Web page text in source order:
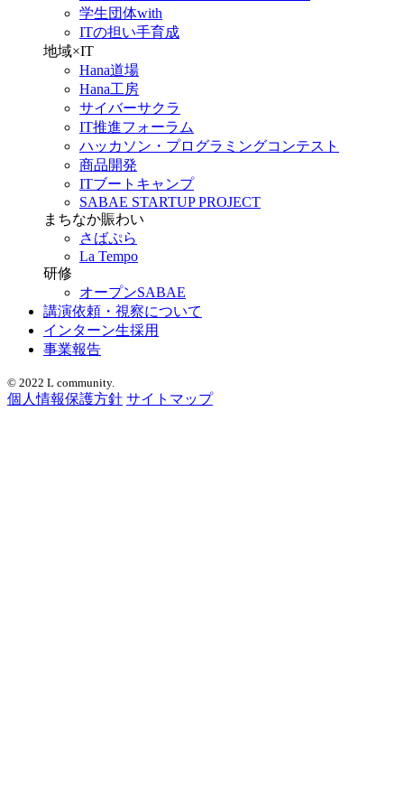
学生団体with
ITの担い手育成
地域×IT
Hana道場
Hana工房
サイバーサクラ
IT推進フォーラム
ハッカソン・プログラミングコンテスト
商品開発
ITブートキャンプ
SABAE STARTUP PROJECT
まちなか賑わい
さばぷら
La Tempo
研修
オープンSABAE
講演依頼・視察について
インターン生採用
事業報告
© 2022 L community.
個人情報保護方針 サイトマップ